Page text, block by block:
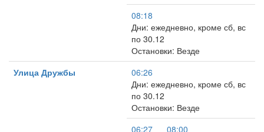
08:18
Дни: ежедневно, кроме сб, вс
по 30.12
Остановки: Везде
Улица Дружбы
06:26
Дни: ежедневно, кроме сб, вс
по 30.12
Остановки: Везде
06:27
08:00